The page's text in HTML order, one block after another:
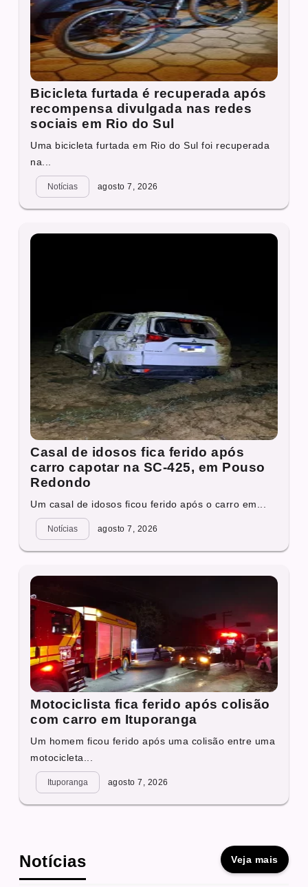
Bicicleta furtada é recuperada após
recompensa divulgada nas redes
sociais em Rio do Sul
Uma bicicleta furtada em Rio do Sul foi recuperada
na...
Notícias agosto 7, 2026
Casal de idosos fica ferido após
carro capotar na SC-425, em Pouso
Redondo
Um casal de idosos ficou ferido após o carro em...
Notícias agosto 7, 2026
Motociclista fica ferido após colisão
com carro em Ituporanga
Um homem ficou ferido após uma colisão entre uma
motocicleta...
Ituporanga agosto 7, 2026
Notícias Veja mais